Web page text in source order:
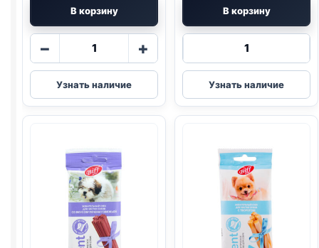
В корзину
−
Количество
TitBit
DENT
жевательный
ПОРОДЫ,
УТКА)
20г
+
Узнать наличие
В корзину
Количество
TitBit
DENT
Biff
(DENTAL,
СРЕДНИЕ
ПОРОДЫ,
ГОВЯДИНА)
77г
Узнать наличие